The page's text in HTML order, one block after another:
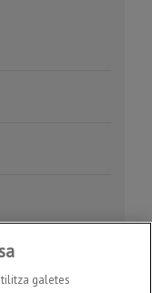
galetes